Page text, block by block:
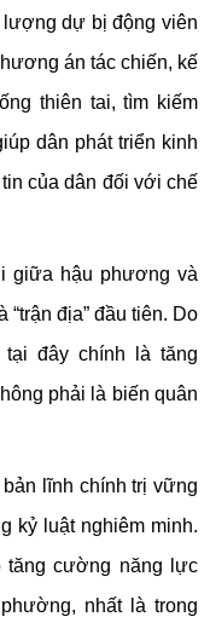
lượng dự bị động viên
án tác chiến, kế
thiên tai, tìm kiếm
dân phát triển kinh
của dân đối với chế
giữa hậu phương và
địa” đầu tiên. Do
đây chính là tăng
phải là biến quân
lĩnh chính trị vững
kỷ luật nghiêm minh.
cường năng lực
nhất là trong